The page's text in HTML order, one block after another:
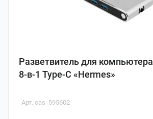
Разветвитель для компьютера
8-в-1 Type-C «Hermes»
Арт. oas_595602